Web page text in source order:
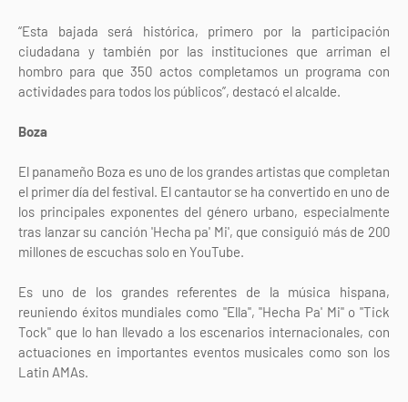
“Esta bajada será histórica, primero por la participación
ciudadana y también por las instituciones que arriman el
hombro para que 350 actos completamos un programa con
actividades para todos los públicos”, destacó el alcalde.
Boza
El panameño Boza es uno de los grandes artistas que completan
el primer día del festival. El cantautor se ha convertido en uno de
los principales exponentes del género urbano, especialmente
tras lanzar su canción 'Hecha pa' Mi', que consiguió más de 200
millones de escuchas solo en YouTube.
Es uno de los grandes referentes de la música hispana,
reuniendo éxitos mundiales como "Ella", "Hecha Pa' Mi" o "Tick
Tock" que lo han llevado a los escenarios internacionales, con
actuaciones en importantes eventos musicales como son los
Latin AMAs.